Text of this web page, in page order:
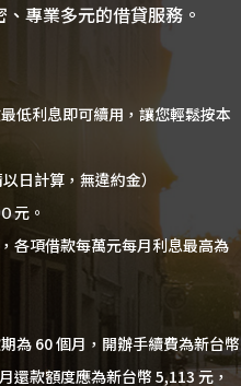
專業多元的借貸服務。
低利息即可續用，讓您輕鬆按本
日計算，無違約金）
元。
各項借款每萬元每月利息最高為
為 60 個月，開辦手續費為新台幣
還款額度應為新台幣 5,113 元，